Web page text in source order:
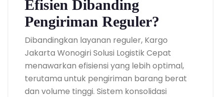
Efisien Dibanding
Pengiriman Reguler?
Dibandingkan layanan reguler, Kargo
Jakarta Wonogiri Solusi Logistik Cepat
menawarkan efisiensi yang lebih optimal,
terutama untuk pengiriman barang berat
dan volume tinggi. Sistem konsolidasi